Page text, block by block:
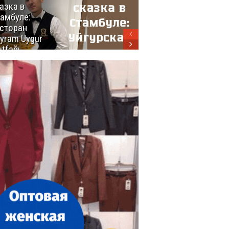
в
Uygur